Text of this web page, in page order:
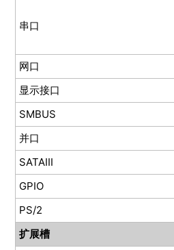
串口
网口
显示接口
SMBUS
并口
SATAIII
GPIO
PS/2
扩展槽